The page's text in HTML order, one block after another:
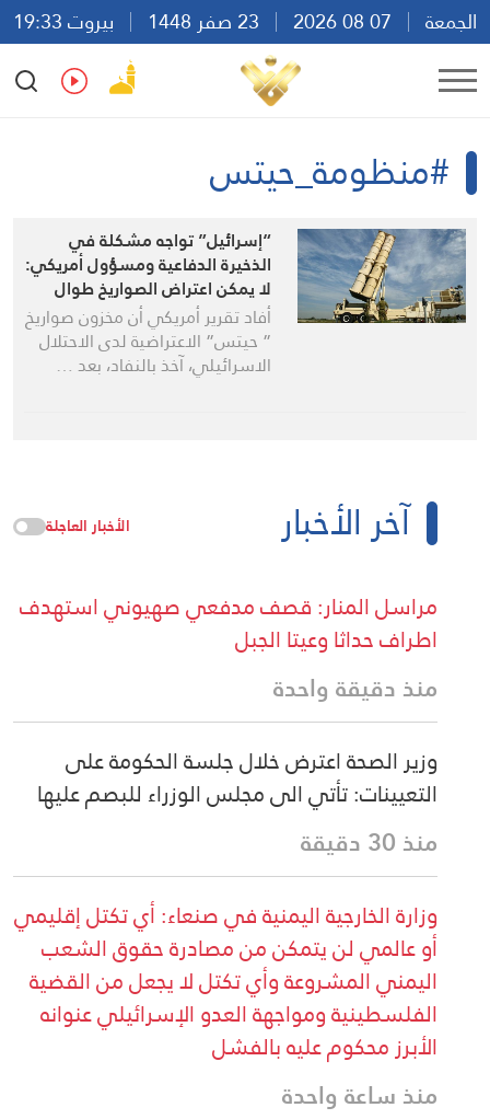
الجمعة
بيروت 19:33
Ar
En Fr Es
#منظومة_حيتس
“إسرائيل” تواجه مشكلة في
الذخيرة الدفاعية ومسؤول أمريكي:
لا يمكن اعتراض الصواريخ طوال
اليوم
أفاد تقرير أمريكي أن مخزون صواريخ
” حيتس” الاعتراضية لدى الاحتلال
الاسرائيلي، آخذ بالنفاد، بعد …
آخر الأخبار الأخبار العاجلة
مراسل المنار: قصف مدفعي صهيوني استهدف
اطراف حداثا وعيتا الجبل
منذ دقيقة واحدة
وزير الصحة اعترض خلال جلسة الحكومة على
التعيينات: تأتي الى مجلس الوزراء للبصم عليها
منذ 30 دقيقة
وزارة الخارجية اليمنية في صنعاء: أي تكتل إقليمي
أو عالمي لن يتمكن من مصادرة حقوق الشعب
اليمني المشروعة وأي تكتل لا يجعل من القضية
الفلسطينية ومواجهة العدو الإسرائيلي عنوانه
الأبرز محكوم عليه بالفشل
منذ ساعة واحدة